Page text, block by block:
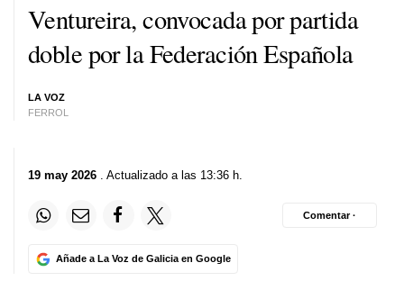
Ventureira, convocada por partida
doble por la Federación Española
LA VOZ
FERROL
19 may 2026 . Actualizado a las 13:36 h.
Añade a La Voz de Galicia en Google
Comentar ·